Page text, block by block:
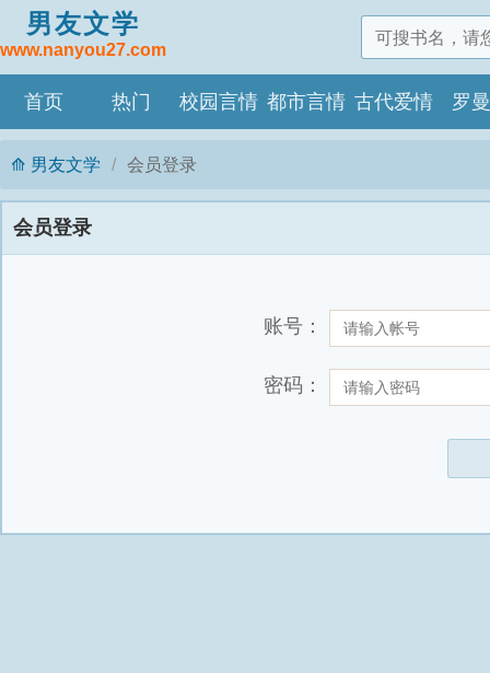
男友文学
www.nanyou27.com
首页 热门 校园言情 都市言情 古代爱情 罗
男友文学 会员登录
会员登录
账号：
密码：